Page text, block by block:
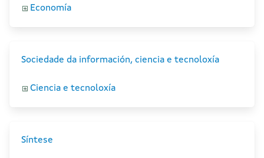
Economía
Sociedade da información, ciencia e tecnoloxía
Ciencia e tecnoloxía
Síntese